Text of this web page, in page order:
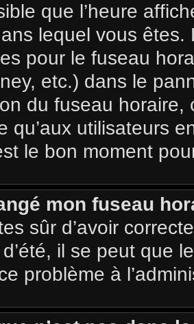
que l’heure
lequel vous
pour le fuseau
etc.) dans le
du fuseau horaire,
qu’aux utilisateurs
le bon moment
mon fuseau
sûr d’avoir
d’été, il se peut que
problème à